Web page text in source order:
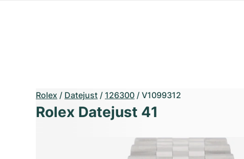
Rolex / Datejust / 126300 / V1099312
Rolex Datejust 41